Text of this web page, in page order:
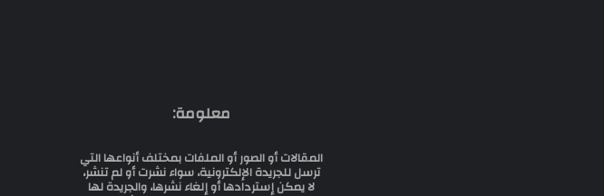
معلومة:
المقالات أو الصور أو الملفات بمختلف أنواعها التي
ترسل للجريدة الإلكترونية، سواء نشرت أو لم تنشر،
لا يمكن إستردادها أو إلغاء نشرها، والجريدة لها